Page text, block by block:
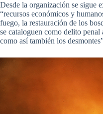
Desde la organización se sigue
“recursos económicos y
fuego, la restauración de los
se cataloguen como delito penal
como así también los